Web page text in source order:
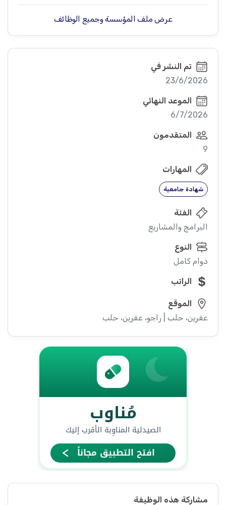
عرض ملف المؤسسة وجميع الوظائف
تم النشر في
23/6/2026
الموعد النهائي
6/7/2026
المتقدمون
9
المهارات
شهادة جامعية
الفئة
البرامج والمشاريع
النوع
دوام كامل
الراتب
الموقع
عفرين، حلب | راجو، عفرين، حلب
مشاركة هذه الوظيفة